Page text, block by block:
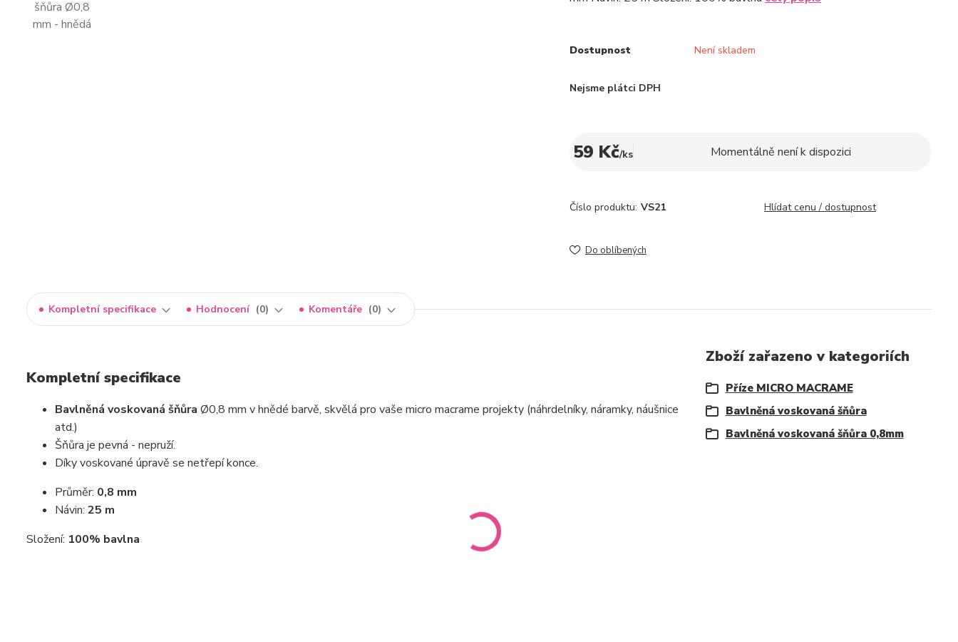
Dostupnost Není skladem
Nejsme plátci DPH
59 Kč/ks Momentálně není k dispozici
Číslo produktu: VS21 Hlídat cenu / dostupnost
Do oblíbených
Kompletní specifikace Hodnocení 0 Komentáře 0
Kompletní specifikace
Bavlněná voskovaná šňůra Ø0,8 mm v hnědé barvě, skvělá pro vaše micro macrame projekty (náhrdelníky, náramky, náušnice
atd.)
Šňůra je pevná - nepruží.
Díky voskované úpravě se netřepí konce.
Průměr: 0,8 mm
Návin: 25 m
Složení: 100% bavlna
Zboží zařazeno v kategoriích
Příze MICRO MACRAME
Bavlněná voskovaná šňůra
Bavlněná voskovaná šňůra 0,8mm